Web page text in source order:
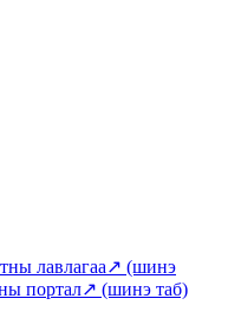
лавлагаа↗ (шинэ
портал↗ (шинэ таб)